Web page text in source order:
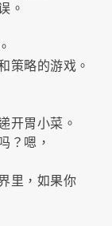
。
策略的游戏。
开胃小菜。
？嗯，
里，如果你